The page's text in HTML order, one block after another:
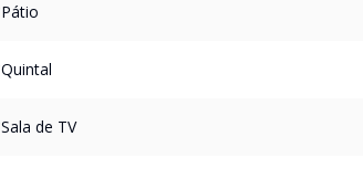
Pátio
Quintal
Sala de TV